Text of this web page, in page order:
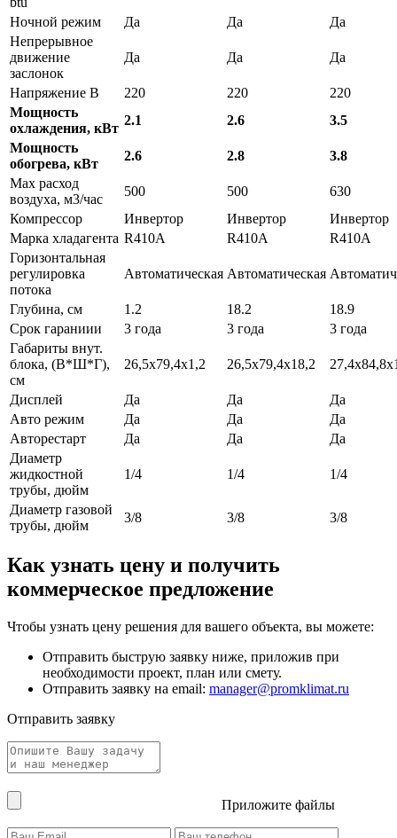
Ночной режим
Да Да
Да
Непрерывное
движение
заслонок
Да Да Да
Напряжение В 220 220
220
Мощность
охлаждения, кВт
2.1 2.6
3.5
Мощность
обогрева, кВт
2.6 2.8
3.8
Max расход
воздуха, м3/час
500 500
630
Компрессор
Инвертор Инвертор
Инвертор
Марка хладагента R410A R410A
R410A
Горизонтальная
регулировка
потока
Автоматическая Автоматическая
Глубина, см 1.2 18.2
18.9
Срок гараниии
3 года 3 года
3 года
Габариты внут.
блока, (В*Ш*Г),
см
26,5x79,4x1,2 26,5x79,4x18,2
Дисплей Да Да
Да
Авто режим
Да Да
Да
Авторестарт
Да Да
Да
Диаметр
жидкостной
трубы, дюйм
1/4 1/4 1/4
Диаметр газовой
трубы, дюйм
3/8 3/8 3/8
Как узнать цену и получить
коммерческое предложение
Чтобы узнать цену решения для вашего объекта, вы можете:
Отправить быструю заявку ниже, приложив при
необходимости проект, план или смету.
Отправить заявку на email: manager@promklimat.ru
Отправить заявку
Приложите файлы